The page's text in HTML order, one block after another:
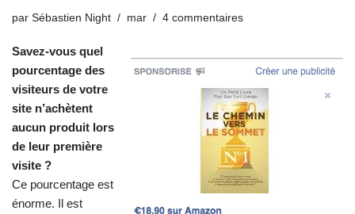
par Sébastien Night mar 4 commentaires
Savez-vous quel
pourcentage des
visiteurs de votre
site n’achètent
aucun produit lors
de leur première
visite ?
Ce pourcentage est
énorme. Il est